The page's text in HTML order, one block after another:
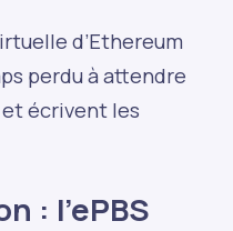
d’Ethereum
perdu à attendre
écrivent les
: l'ePBS